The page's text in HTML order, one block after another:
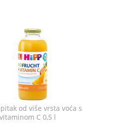
od više vrsta voća s
vitaminom C 0,5 l